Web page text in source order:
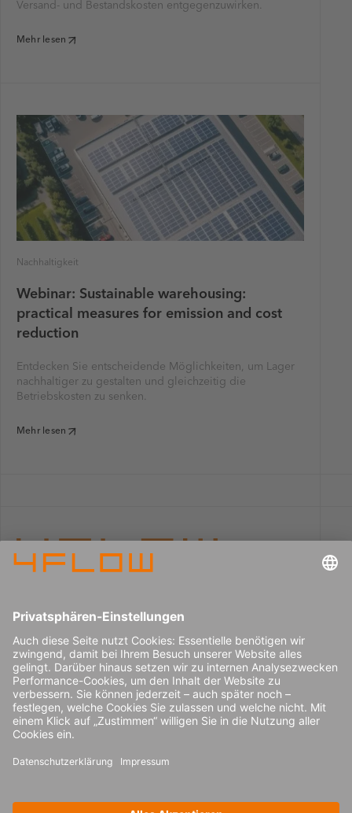
Versand- und Bestandskosten entgegenzuwirken.
Mehr lesen
Nachhaltigkeit
Webinar: Sustainable warehousing:
practical measures for emission and cost
reduction
Entdecken Sie entscheidende Möglichkeiten, um Lager
nachhaltiger zu gestalten und gleichzeitig die
Betriebskosten zu senken.
Mehr lesen
Datenschutz
Kontakt
Pressecenter
© 2026 4flow SE